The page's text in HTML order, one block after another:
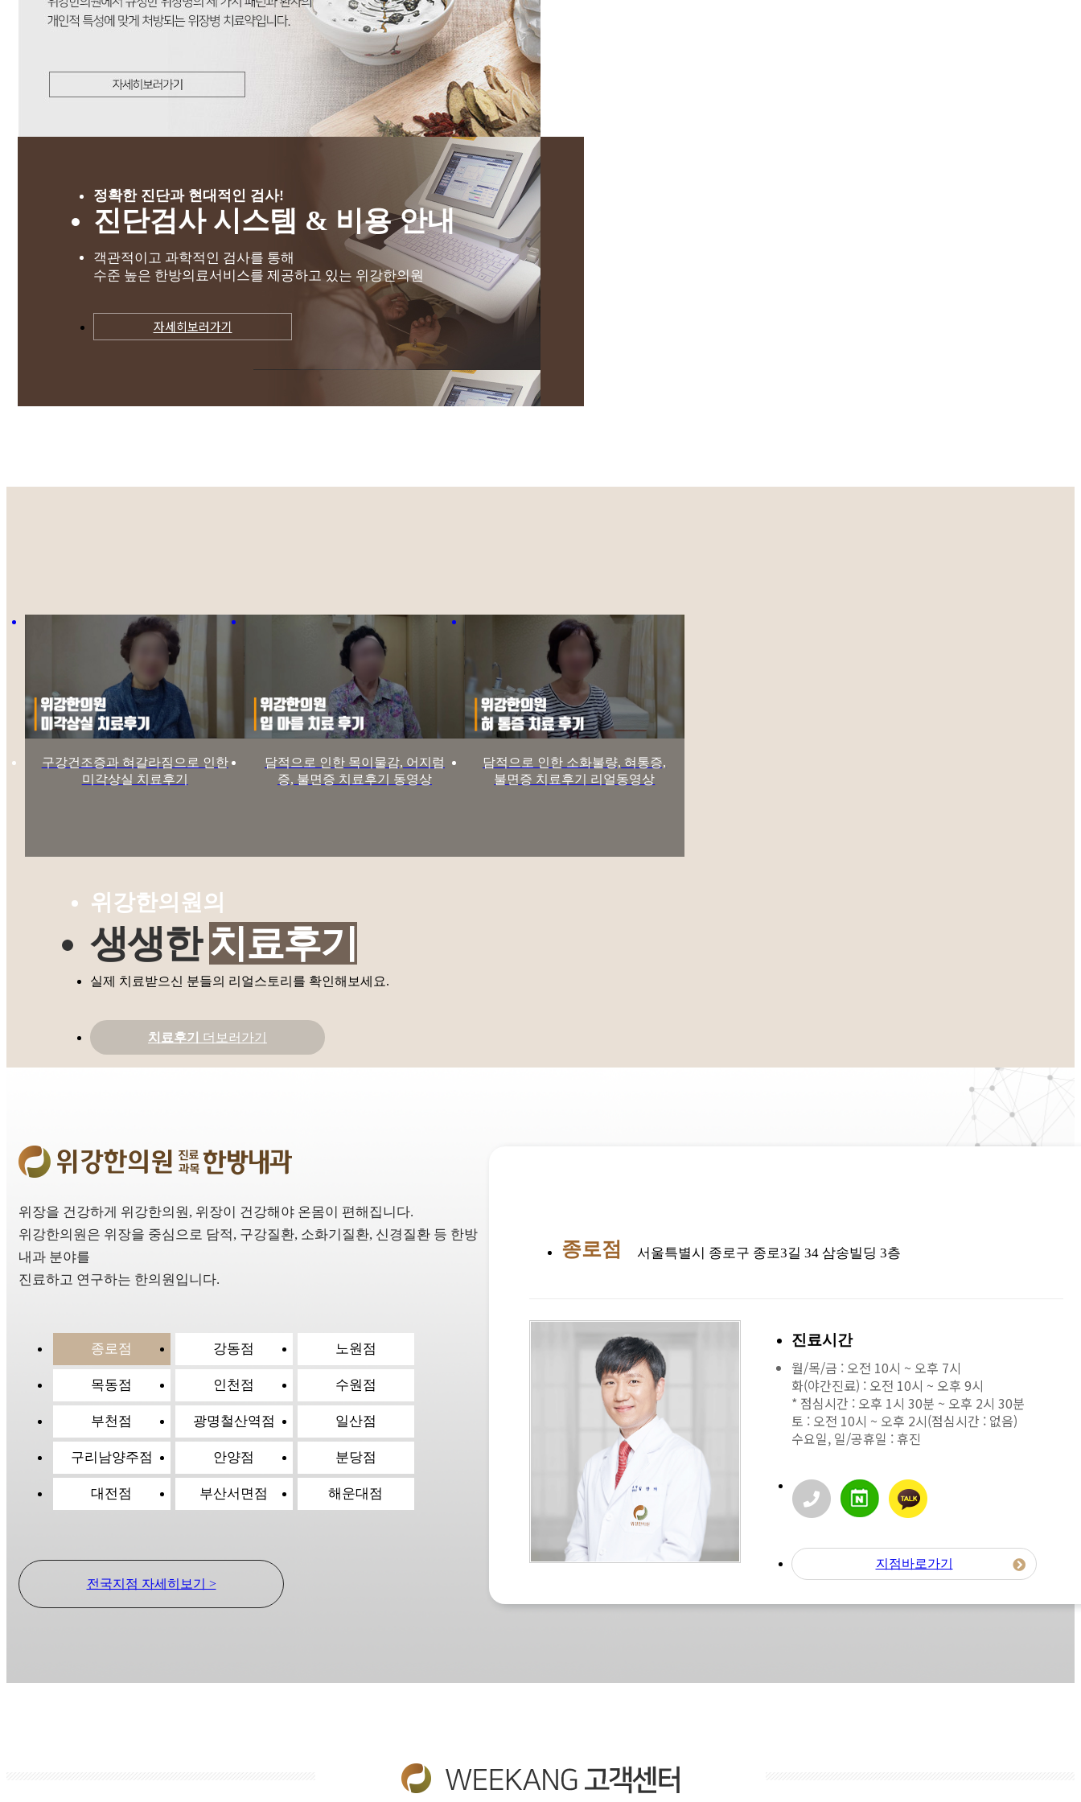
정확한 진단과 현대적인 검사!
진단검사 시스템 & 비용 안내
객관적이고 과학적인 검사를 통해
수준 높은 한방의료서비스를 제공하고 있는 위강한의원
자세히보러가기
구강건조증과 혀갈라짐으로 인한
미각상실 치료후기
담적으로 인한 목이물감, 어지럼
증, 불면증 치료후기 동영상
담적으로 인한 소화불량, 혀통증,
불면증 치료후기 리얼동영상
위강한의원의
생생한치료후기
실제 치료받으신 분들의 리얼스토리를 확인해보세요.
치료후기 더보러가기
위장을 건강하게 위강한의원, 위장이 건강해야 온몸이 편해집니다.
위강한의원은 위장을 중심으로 담적, 구강질환, 소화기질환, 신경질환 등 한방
내과 분야를
진료하고 연구하는 한의원입니다.
종로점 강동점 노원점
목동점 인천점 수원점
부천점 광명철산역점 일산점
구리남양주점 안양점 분당점
대전점 부산서면점 해운대점
전국지점 자세히보기 >
종로점 서울특별시 종로구 종로3길 34 삼송빌딩 3층
진료시간
월/목/금 : 오전 10시 ~ 오후 7시
화(야간진료) : 오전 10시 ~ 오후 9시
* 점심시간 : 오후 1시 30분 ~ 오후 2시 30분
토 : 오전 10시 ~ 오후 2시(점심시간 : 없음)
수요일, 일/공휴일 : 휴진
지점바로가기